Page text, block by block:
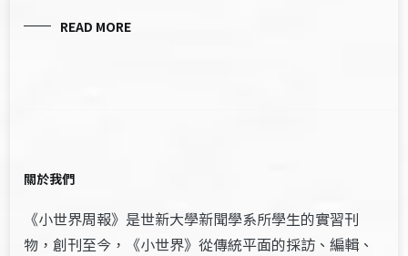
READ MORE
關於我們
《小世界周報》是世新大學新聞學系所學生的實習刊
物，創刊至今，《小世界》從傳統平面的採訪、編輯、